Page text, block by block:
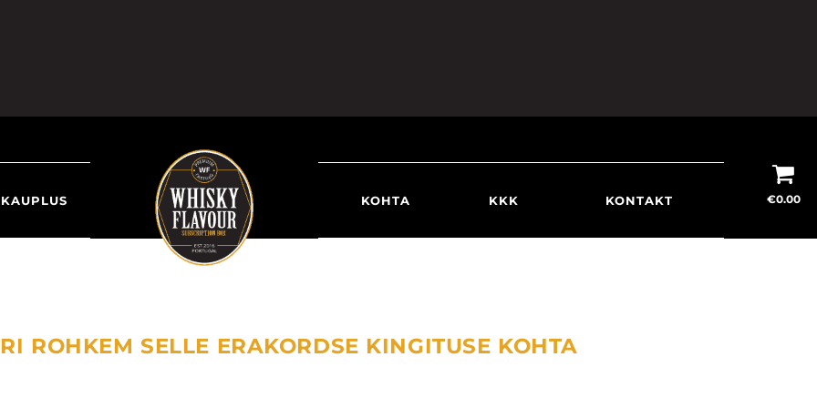
€0.00
KAUPLUS KOHTA KKK KONTAKT
ROHKEM SELLE ERAKORDSE KINGITUSE KOHTA